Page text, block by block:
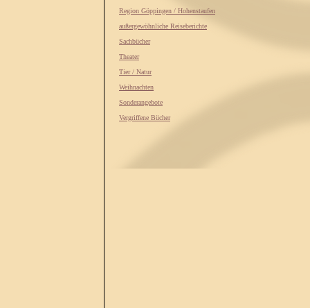
Region Göppingen / Hohenstaufen
außergewöhnliche Reiseberichte
Sachbücher
Theater
Tier / Natur
Weihnachten
Sonderangebote
Vergriffene Bücher